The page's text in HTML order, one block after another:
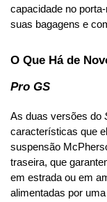
capacidade no
suas bagagens e
O Que Há de
Pro GS
As duas versões do
características que
suspensão
traseira, que
em estrada ou em
alimentadas por